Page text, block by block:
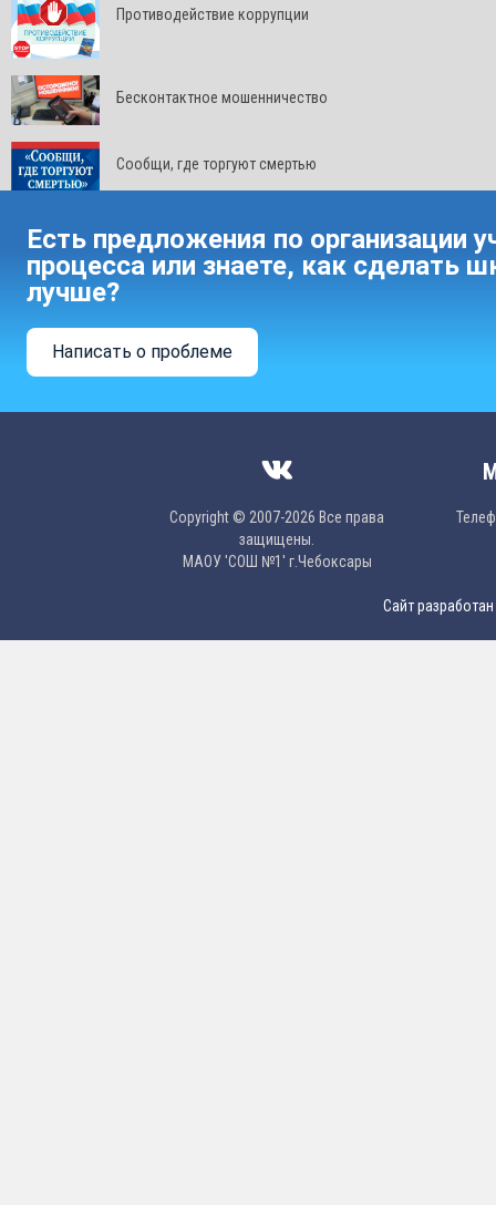
Противодействие коррупции
Бесконтактное мошенничество
Сообщи, где торгуют смертью
Есть предложения по организации
процесса или знаете, как сделать
лучше?
Написать о проблеме
Copyright © 2007-2026 Все права
защищены.
МAОУ 'CОШ №1' г.Чебоксары
Сайт